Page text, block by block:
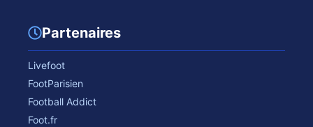
Partenaires
Livefoot
FootParisien
Football Addict
Foot.fr